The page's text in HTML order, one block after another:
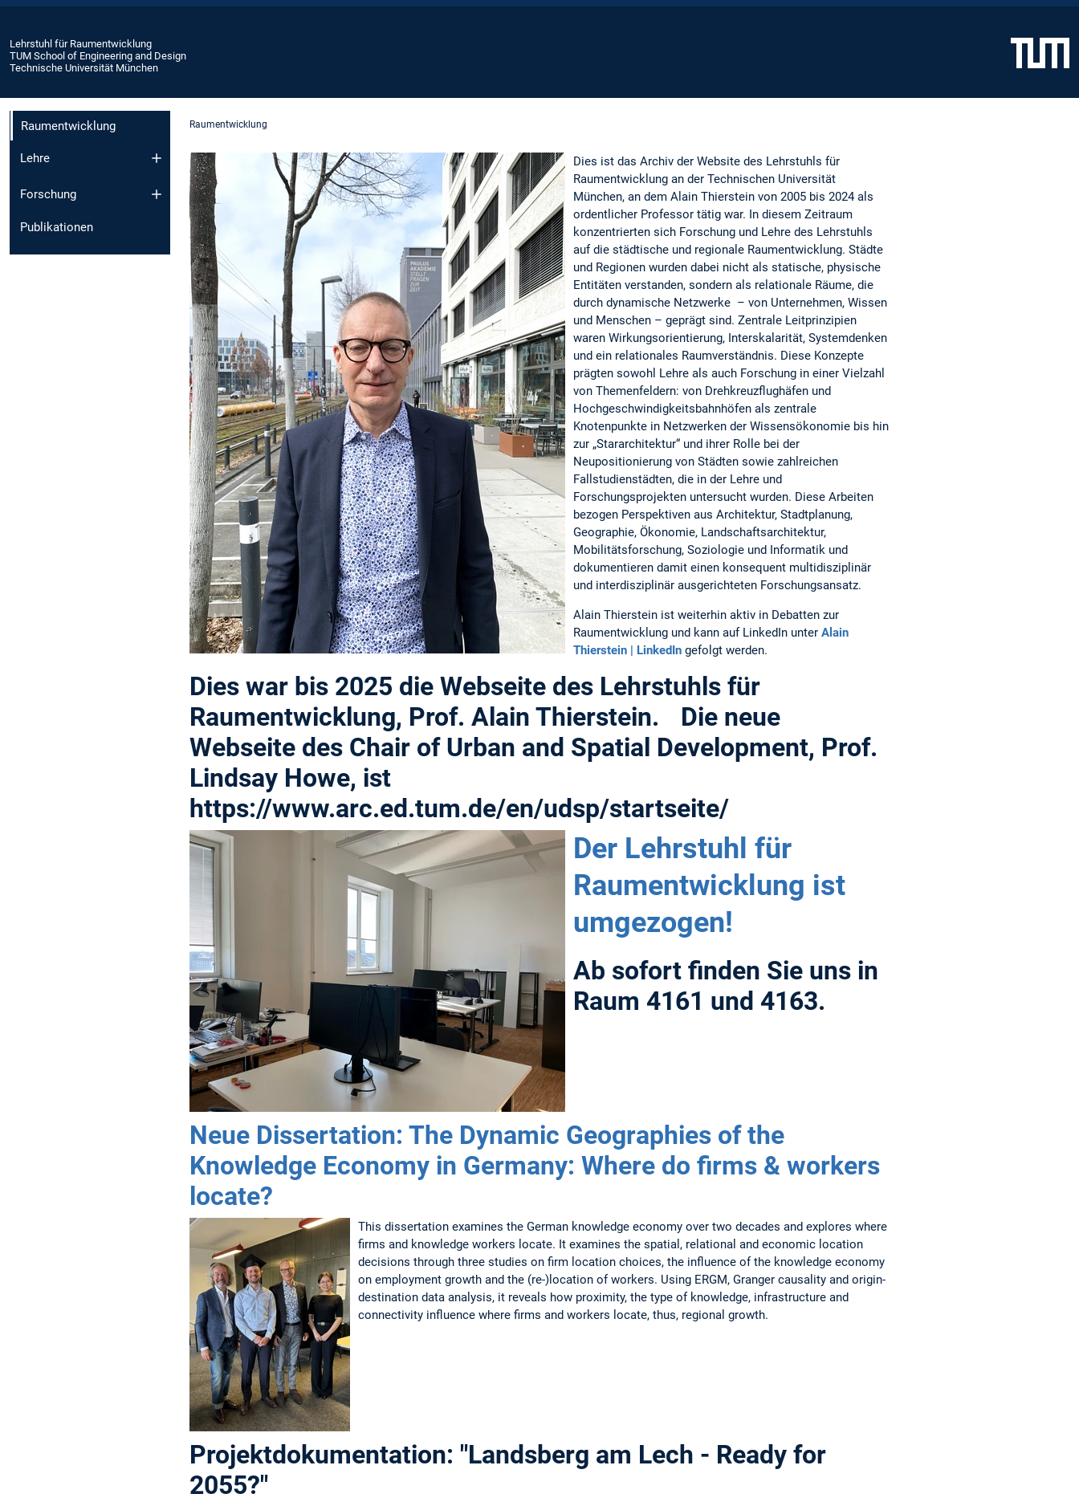
Lehrstuhl für Raumentwicklung
TUM School of Engineering and Design
Technische Universität München
Raumentwicklung
Lehre
Forschung
Publikationen
Raumentwicklung
Dies ist das Archiv der Website des Lehrstuhls für
Raumentwicklung an der Technischen Universität
München, an dem Alain Thierstein von 2005 bis 2024 als
ordentlicher Professor tätig war. In diesem Zeitraum
konzentrierten sich Forschung und Lehre des Lehrstuhls
auf die städtische und regionale Raumentwicklung. Städte
und Regionen wurden dabei nicht als statische, physische
Entitäten verstanden, sondern als relationale Räume, die
durch dynamische Netzwerke – von Unternehmen, Wissen
und Menschen – geprägt sind. Zentrale Leitprinzipien
waren Wirkungsorientierung, Interskalarität, Systemdenken
und ein relationales Raumverständnis. Diese Konzepte
prägten sowohl Lehre als auch Forschung in einer Vielzahl
von Themenfeldern: von Drehkreuzflughäfen und
Hochgeschwindigkeitsbahnhöfen als zentrale
Knotenpunkte in Netzwerken der Wissensökonomie bis hin
zur „Stararchitektur“ und ihrer Rolle bei der
Neupositionierung von Städten sowie zahlreichen
Fallstudienstädten, die in der Lehre und
Forschungsprojekten untersucht wurden. Diese Arbeiten
bezogen Perspektiven aus Architektur, Stadtplanung,
Geographie, Ökonomie, Landschaftsarchitektur,
Mobilitätsforschung, Soziologie und Informatik und
dokumentieren damit einen konsequent multidisziplinär
und interdisziplinär ausgerichteten Forschungsansatz.
Alain Thierstein ist weiterhin aktiv in Debatten zur
Raumentwicklung und kann auf LinkedIn unter Alain
Thierstein | LinkedIn gefolgt werden.
Dies war bis 2025 die Webseite des Lehrstuhls für
Raumentwicklung, Prof. Alain Thierstein. Die neue
Webseite des Chair of Urban and Spatial Development, Prof.
Lindsay Howe, ist
https://www.arc.ed.tum.de/en/udsp/startseite/
Der Lehrstuhl für
Raumentwicklung ist
umgezogen!
Ab sofort finden Sie uns in
Raum 4161 und 4163.
Neue Dissertation: The Dynamic Geographies of the
Knowledge Economy in Germany: Where do firms & workers
locate?
This dissertation examines the German knowledge economy over two decades and explores where
firms and knowledge workers locate. It examines the spatial, relational and economic location
decisions through three studies on firm location choices, the influence of the knowledge economy
on employment growth and the (re-)location of workers. Using ERGM, Granger causality and origin-
destination data analysis, it reveals how proximity, the type of knowledge, infrastructure and
connectivity influence where firms and workers locate, thus, regional growth.
Projektdokumentation: "Landsberg am Lech - Ready for
2055?"